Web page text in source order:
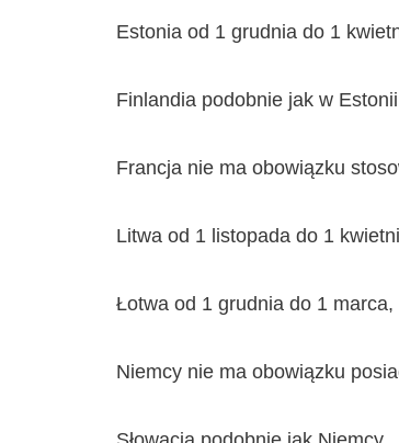
Estonia od 1 grudnia do 1
Finlandia podobnie jak w
Francja nie ma obowiązku
Litwa od 1 listopada do 1
Łotwa od 1 grudnia do 1 marca,
Niemcy nie ma obowiązku